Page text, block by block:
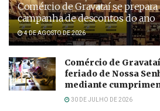
Comércio de Gravataí se
campanha de descontos do ano
4 DE AGOSTO DE 2026
Comércio de
feriado de Nossa
mediante
30 DE JULHO DE 2026